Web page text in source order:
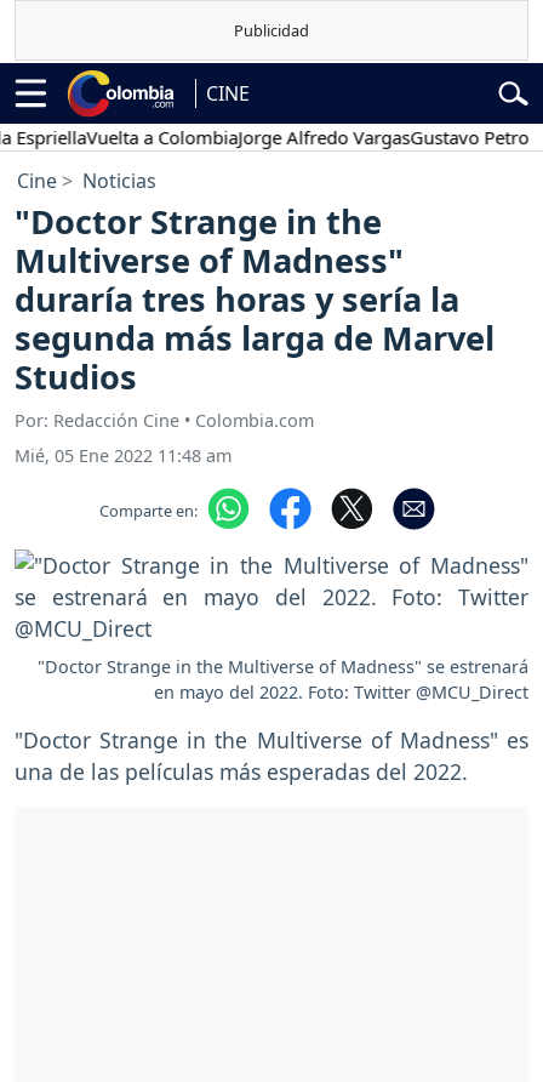
CINE
Vuelta a ColombiaJorge Alfredo VargasGustavo Petro
Cine Noticias
"Doctor Strange in the
Multiverse of Madness"
duraría tres horas y sería la
segunda más larga de Marvel
Studios
Por: Redacción Cine • Colombia.com
Mié, 05 Ene 2022 11:48 am
Comparte en:
"Doctor Strange in the Multiverse of Madness" se estrenará
en mayo del 2022. Foto: Twitter @MCU_Direct
"Doctor Strange in the Multiverse of Madness" es
una de las películas más esperadas del 2022.